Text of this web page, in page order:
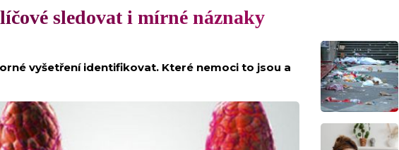
sledovat i mírné náznaky
vyšetření identifikovat. Které nemoci to jsou a